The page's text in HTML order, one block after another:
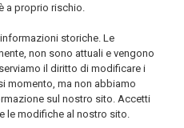
a proprio rischio.
storiche. Le
non sono attuali e vengono
il diritto di modificare i
momento, ma non abbiamo
sul nostro sito. Accetti
le modifiche al nostro sito.